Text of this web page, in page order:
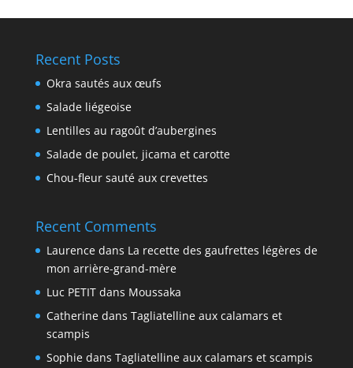
Recent Posts
Okra sautés aux œufs
Salade liégeoise
Lentilles au ragoût d’aubergines
Salade de poulet, jicama et carotte
Chou-fleur sauté aux crevettes
Recent Comments
Laurencedans La recette des gaufrettes légères de
mon arrière-grand-mère
Luc PETITdans Moussaka
Catherinedans Tagliatelline aux calamars et
scampis
Sophiedans Tagliatelline aux calamars et scampis